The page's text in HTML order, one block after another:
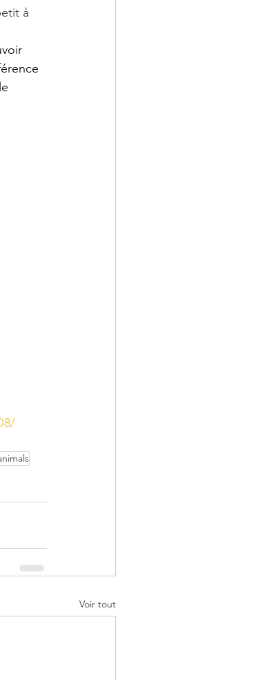
à
Voir tout